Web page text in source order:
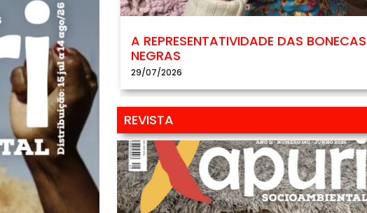
A REPRESENTATIVIDADE DAS BONECAS
NEGRAS
29/07/2026
REVISTA